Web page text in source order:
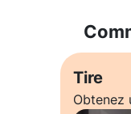
Tire
Obtenez